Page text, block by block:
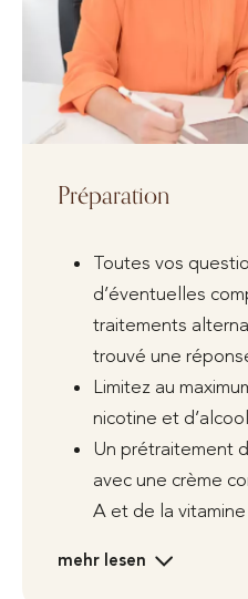
Préparation
Toutes vos
d’éventuelles
traitements
trouvé une
Limitez au
nicotine et
Un prétraitement
avec une crème
A et de la
mehr lesen